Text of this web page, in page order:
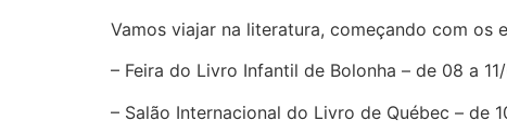
Vamos viajar na literatura, começando com os
– Feira do Livro Infantil de Bolonha – de 08 a
– Salão Internacional do Livro de Québec – de